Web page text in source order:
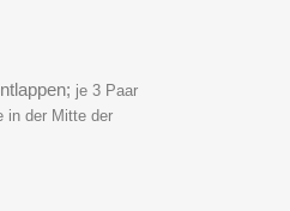
je 3 Paar
in der Mitte der